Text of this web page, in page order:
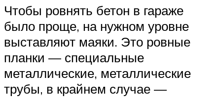
Чтобы ровнять бетон в гараже
было проще, на нужном уровне
выставляют маяки. Это ровные
планки — специальные
металлические, металлические
трубы, в крайнем случае —